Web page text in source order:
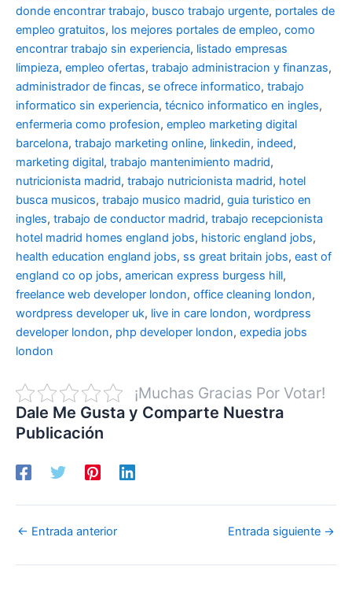
donde encontrar trabajo, busco trabajo urgente, portales de
empleo gratuitos, los mejores portales de empleo, como
encontrar trabajo sin experiencia, listado empresas
limpieza, empleo ofertas, trabajo administracion y finanzas,
administrador de fincas, se ofrece informatico, trabajo
informatico sin experiencia, técnico informatico en ingles,
enfermeria como profesion, empleo marketing digital
barcelona, trabajo marketing online, linkedin, indeed,
marketing digital, trabajo mantenimiento madrid,
nutricionista madrid, trabajo nutricionista madrid, hotel
busca musicos, trabajo musico madrid, guia turistico en
ingles, trabajo de conductor madrid, trabajo recepcionista
hotel madrid homes england jobs, historic england jobs,
health education england jobs, ss great britain jobs, east of
england co op jobs, american express burgess hill,
freelance web developer london, office cleaning london,
wordpress developer uk, live in care london, wordpress
developer london, php developer london, expedia jobs
london
¡Muchas Gracias Por Votar!
Dale Me Gusta y Comparte Nuestra
Publicación
← Entrada anterior Entrada siguiente →